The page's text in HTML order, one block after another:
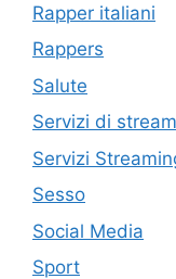
Rapper italiani
Rappers
Salute
Servizi di
Servizi
Sesso
Social Media
Sport